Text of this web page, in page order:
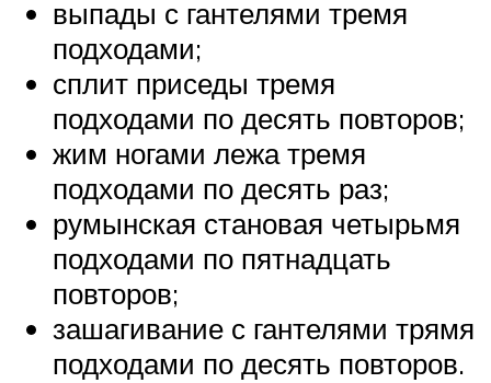
выпады с гантелями тремя
подходами;
сплит приседы тремя
подходами по десять повторов;
жим ногами лежа тремя
подходами по десять раз;
румынская становая четырьмя
подходами по пятнадцать
повторов;
зашагивание с гантелями трямя
подходами по десять повторов.